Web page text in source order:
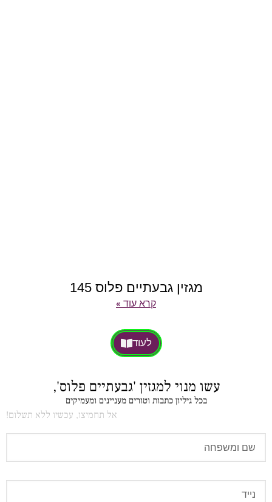
מגזין גבעתיים פלוס 145
קרא עוד »
לעוד
עשו מנוי למגזין 'גבעתיים פלוס',
בכל גיליון כתבות וטורים מעניינים ומעמיקים
אל תחמיצו, עכשיו ללא תשלום!